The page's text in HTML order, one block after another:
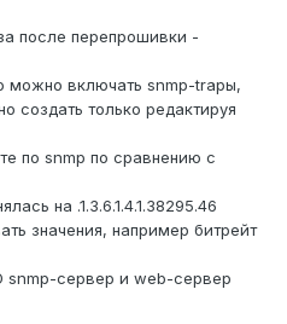
после перепрошивки -
можно включать snmp-trapы,
создать только редактируя
по snmp по сравнению с
на .1.3.6.1.4.1.38295.46
значения, например битрейт
snmp-сервер и web-сервер